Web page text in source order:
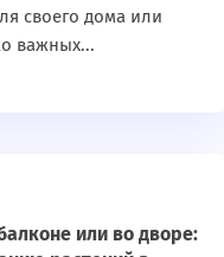
своего дома или
важных...
или во дворе: